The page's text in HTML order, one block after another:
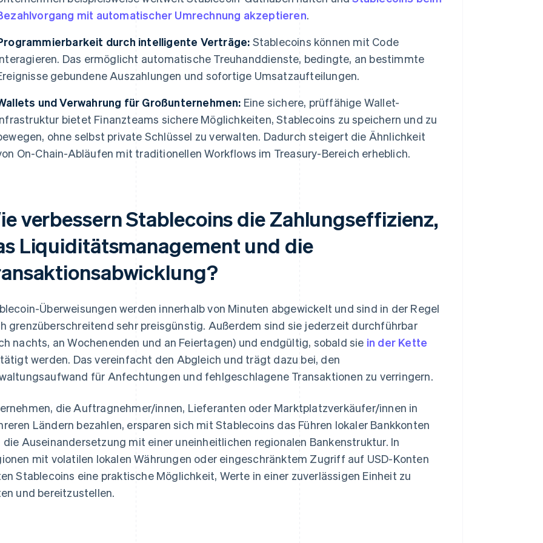
mit automatischer Umrechnung akzeptieren.
durch intelligente Verträge: Stablecoins können mit Code
Das ermöglicht automatische Treuhanddienste, bedingte, an bestimmte
gebundene Auszahlungen und sofortige Umsatzaufteilungen.
und Verwahrung für Großunternehmen: Eine sichere, prüffähige Wallet-
bietet Finanzteams sichere Möglichkeiten, Stablecoins zu speichern und zu
ohne selbst private Schlüssel zu verwalten. Dadurch steigert die Ähnlichkeit
On-Chain-Abläufen mit traditionellen Workflows im Treasury-Bereich erheblich.
verbessern Stablecoins die Zahlungseffizienz,
Liquiditätsmanagement und die
Überweisungen werden innerhalb von Minuten abgewickelt und sind in der Regel
grenzüberschreitend sehr preisgünstig. Außerdem sind sie jederzeit durchführbar
nachts, an Wochenenden und an Feiertagen) und endgültig, sobald sie in der Kette
werden. Das vereinfacht den Abgleich und trägt dazu bei, den
für Anfechtungen und fehlgeschlagene Transaktionen zu verringern.
die Auftragnehmer/innen, Lieferanten oder Marktplatzverkäufer/innen in
Ländern bezahlen, ersparen sich mit Stablecoins das Führen lokaler Bankkonten
die Auseinandersetzung mit einer uneinheitlichen regionalen Bankenstruktur. In
mit volatilen lokalen Währungen oder eingeschränktem Zugriff auf USD-Konten
Stablecoins eine praktische Möglichkeit, Werte in einer zuverlässigen Einheit zu
und bereitzustellen.